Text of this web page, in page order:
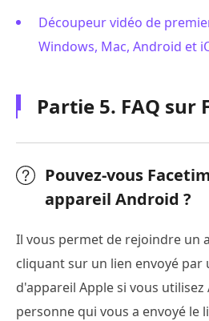
Découpeur vidéo de
Windows, Mac, Android et
Partie 5. FAQ sur
Pouvez-vous
appareil Android ?
Il vous permet de rejoindre un
cliquant sur un lien envoyé
d'appareil Apple si vous utilisez
personne qui vous a envoyé le